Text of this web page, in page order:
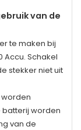
van de
te maken bij
Accu. Schakel
stekker niet uit
worden
van de